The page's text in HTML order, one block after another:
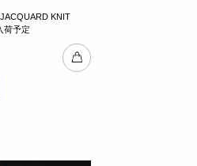
KNIT
荷予定